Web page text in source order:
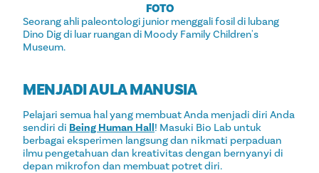
FOTO
Seorang ahli paleontologi junior menggali fosil di lubang
Dino Dig di luar ruangan di Moody Family Children's
Museum.
MENJADI AULA MANUSIA
Pelajari semua hal yang membuat Anda menjadi diri Anda
sendiri di Being Human Hall! Masuki Bio Lab untuk
berbagai eksperimen langsung dan nikmati perpaduan
ilmu pengetahuan dan kreativitas dengan bernyanyi di
depan mikrofon dan membuat potret diri.